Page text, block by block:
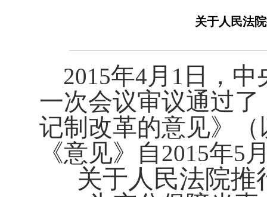
关于人民法
2015年4月 1 日，
一次会议审议通过
记制改革的意见》
《意见》自2015年5
关于人民法院推